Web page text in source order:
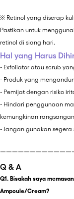
※ Retinol yang diserap
Pastikan untuk
retinol di siang hari.
Hal yang Harus
- Exfoliator atau scrub
- Produk yang
- Pemijat dengan risiko
- Hindari penggunaan
kemungkinan
- Jangan gunakan
￣￣￣￣￣￣￣￣￣￣￣
Q & A
Q1. Bisakah saya
Ampoule/Cream?